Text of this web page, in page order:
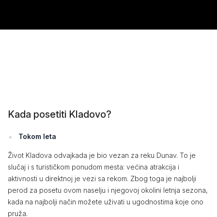
Kada posetiti Kladovo?
Tokom leta
Život Kladova odvajkada je bio vezan za reku Dunav. To je
slučaj i s turističkom ponudom mesta: većina atrakcija i
aktivnosti u direktnoj je vezi sa rekom. Zbog toga je najbolji
perod za posetu ovom naselju i njegovoj okolini letnja sezona,
kada na najbolji način možete uživati u ugodnostima koje ono
pruža.